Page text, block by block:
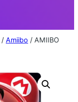
/ Amiibo / AMIIBO